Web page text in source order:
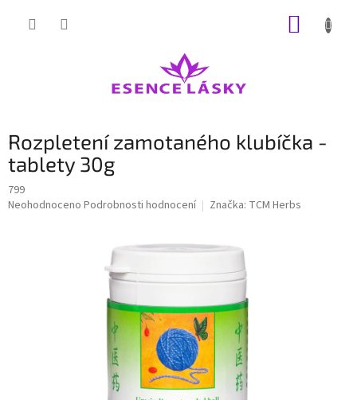
Rozpletení zamotaného klubíčka -
tablety 30g
799
Průměrné
Neohodnoceno Podrobnosti hodnocení Značka: TCM Herbs